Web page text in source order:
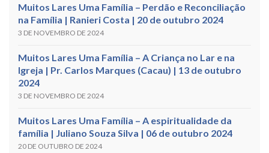
Muitos Lares Uma Família – Perdão e Reconciliação
na Família | Ranieri Costa | 20 de outubro 2024
3 DE NOVEMBRO DE 2024
Muitos Lares Uma Família – A Criança no Lar e na
Igreja | Pr. Carlos Marques (Cacau) | 13 de outubro
2024
3 DE NOVEMBRO DE 2024
Muitos Lares Uma Família – A espiritualidade da
família | Juliano Souza Silva | 06 de outubro 2024
20 DE OUTUBRO DE 2024